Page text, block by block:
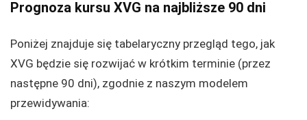
Prognoza kursu XVG na najbliższe 90 dni
Poniżej znajduje się tabelaryczny przegląd tego, jak
XVG będzie się rozwijać w krótkim terminie (przez
następne 90 dni), zgodnie z naszym modelem
przewidywania: